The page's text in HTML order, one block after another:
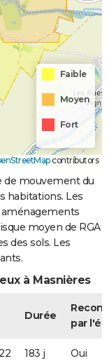
Faible
Moyen
Fort
contributors
de mouvement du
habitations. Les
moyen de RGA
des sols. Les
à Masnières
Durée
par
183 j Oui